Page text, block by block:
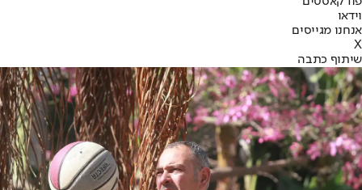
וידאו
אנחנו מגייסים
X
שיתוף כתבה